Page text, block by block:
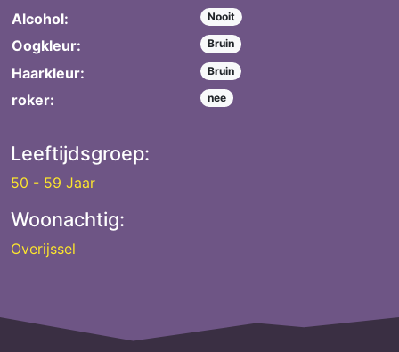
Alcohol:
Nooit
Oogkleur: Bruin
Haarkleur: Bruin
roker: nee
Leeftijdsgroep:
50 - 59 Jaar
Woonachtig:
Overijssel